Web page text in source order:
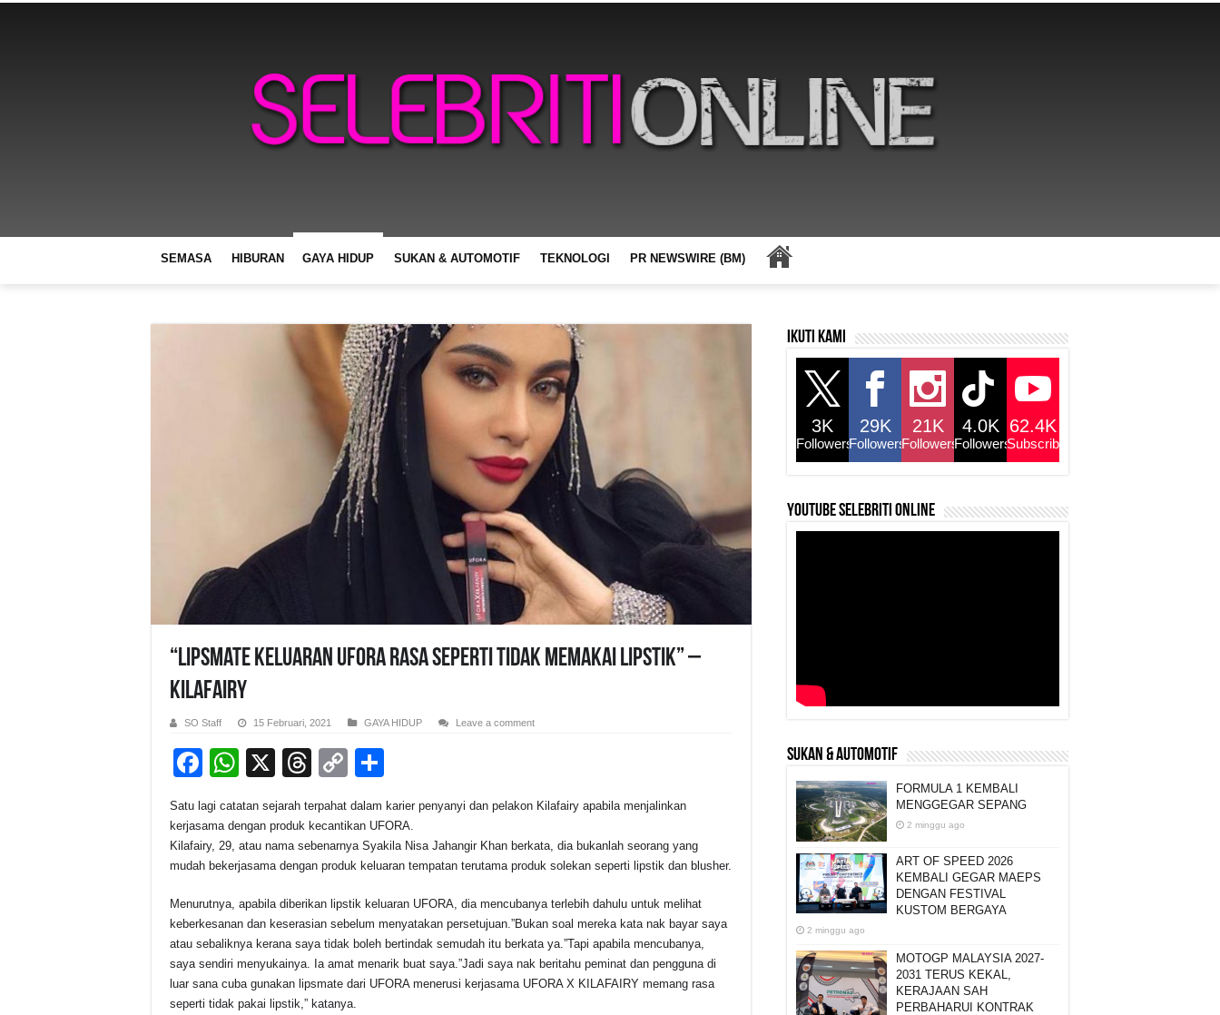
SEMASA HIBURAN GAYA HIDUP SUKAN & AUTOMOTIF TEKNOLOGI PR NEWSWIRE (BM)
“Lipsmate keluaran UFORA rasa seperti tidak memakai lipstik” –
Kilafairy
SO Staff 15 Februari, 2021 GAYA HIDUP Leave a comment
F
c
e
b
o
o
k
W
at
s
A
p
p
X
T
e
a
d
s
C
p
y
Li
n
k
ar
e
Satu lagi catatan sejarah terpahat dalam karier penyanyi dan pelakon Kilafairy apabila menjalinkan
kerjasama dengan produk kecantikan UFORA.
Kilafairy, 29, atau nama sebenarnya Syakila Nisa Jahangir Khan berkata, dia bukanlah seorang yang
mudah bekerjasama dengan produk keluaran tempatan terutama produk solekan seperti lipstik dan blusher.
Menurutnya, apabila diberikan lipstik keluaran UFORA, dia mencubanya terlebih dahulu untuk melihat
keberkesanan dan keserasian sebelum menyatakan persetujuan.”Bukan soal mereka kata nak bayar saya
atau sebaliknya kerana saya tidak boleh bertindak semudah itu berkata ya.”Tapi apabila mencubanya,
saya sendiri menyukainya. Ia amat menarik buat saya.”Jadi saya nak beritahu peminat dan pengguna di
luar sana cuba gunakan lipsmate dari UFORA menerusi kerjasama UFORA X KILAFAIRY memang rasa
seperti tidak pakai lipstik,” katanya.
Ikuti kami
3K
Followers
29K
Followers
21K
Followers
4.0K
Followers
62.4K
Subscribers
YouTube selebriti online
SUKAN & AUTOMOTIF
FORMULA 1 KEMBALI
MENGGEGAR SEPANG
2 minggu ago
ART OF SPEED 2026
KEMBALI GEGAR MAEPS
DENGAN FESTIVAL
KUSTOM BERGAYA
2 minggu ago
MOTOGP MALAYSIA 2027-
2031 TERUS KEKAL,
KERAJAAN SAH
PERBAHARUI KONTRAK